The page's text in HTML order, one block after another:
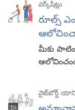
వర్క్‌షీట్లు
రూల్స్‌
మీకు
వైట్‌బోర్డ్‌